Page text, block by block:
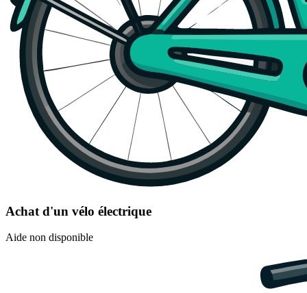
Achat d'un vélo électrique
Aide non disponible